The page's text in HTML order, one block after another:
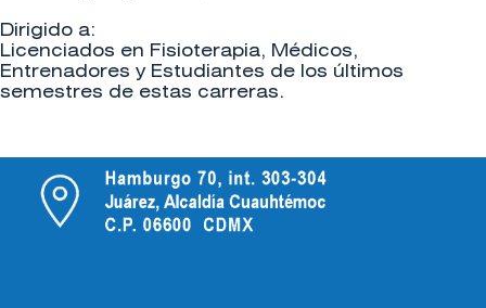
Dirigido a:
Licenciados en Fisioterapia, Médicos,
Entrenadores y Estudiantes de los últimos
semestres de estas carreras.